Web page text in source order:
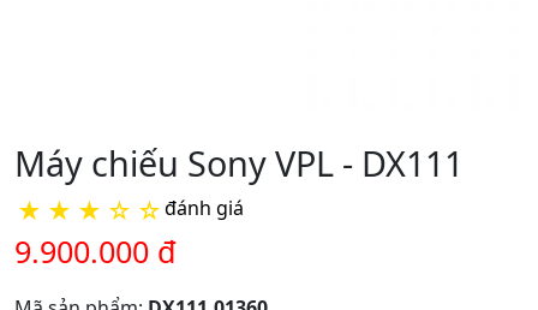
Máy chiếu Sony VPL - DX111
★ ★ ★ ☆ ☆đánh giá
9.900.000 đ